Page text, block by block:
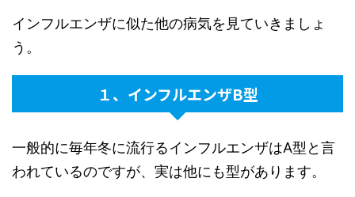
インフルエンザに似た他の病気を見ていきましょ
う。
１、インフルエンザB型
一般的に毎年冬に流行るインフルエンザはA型と言
われているのですが、実は他にも型があります。